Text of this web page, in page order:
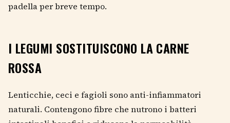
padella per breve tempo.
I LEGUMI SOSTITUISCONO LA CARNE
ROSSA
Lenticchie, ceci e fagioli sono anti-infiammatori
naturali. Contengono fibre che nutrono i batteri